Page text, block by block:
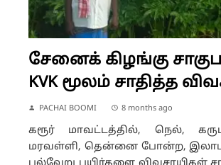
சேனைக் கிழங்கு
KVK மூலம் சாதித்த
PACHAI BOOMI 8 months ago
கரூர் மாவட்டத்தில், நெல்,
மரவள்ளி, தென்னை போன்ற,